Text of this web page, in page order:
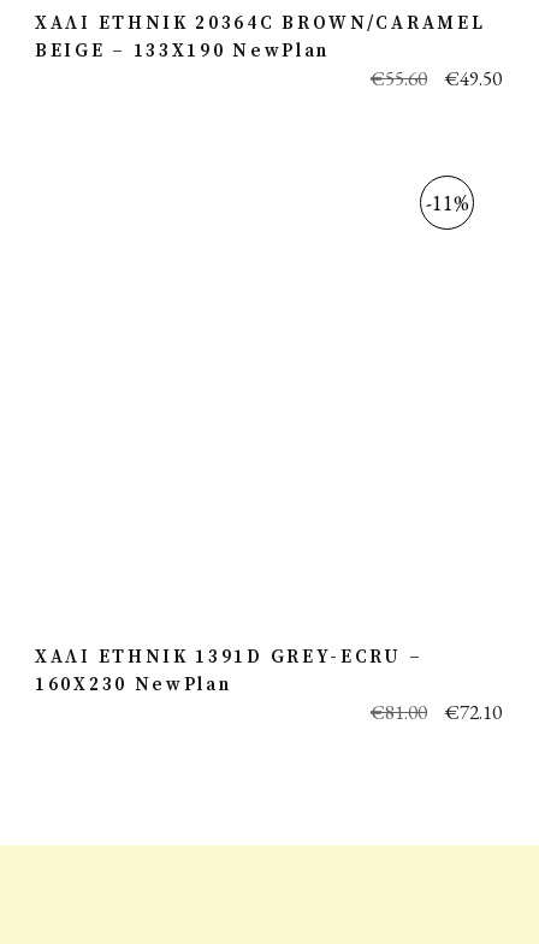
ΧΑΛΙ ETHNIK 20364C BROWN/CARAMEL
BEIGE – 133X190 NewPlan
€55.60 €49.50
-11%
ΧΑΛΙ ETHNIK 1391D GREY-ECRU –
160X230 NewPlan
€81.00 €72.10